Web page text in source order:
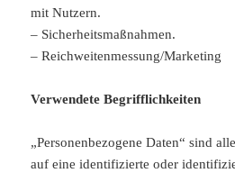
mit Nutzern.
– Sicherheitsmaßnahmen.
– Reichweitenmessung/Marketing
Verwendete Begrifflichkeiten
„Personenbezogene Daten“ sind
auf eine identifizierte oder